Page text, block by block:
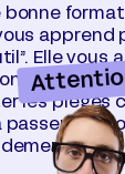
bonne
apprend
Elle vous
en
les pièges
passer en